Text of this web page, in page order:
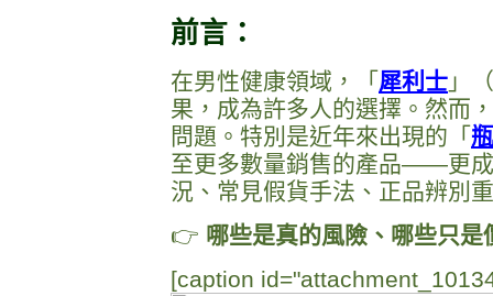
前言：
在男性健康領域，「 犀利士 」
果，成為許多人的選擇。然而
問題。特別是近年來出現的「
至更多數量銷售的產品——更
況、常見假貨手法、正品辨別
👉 哪些是真的風險、哪些只是
[caption